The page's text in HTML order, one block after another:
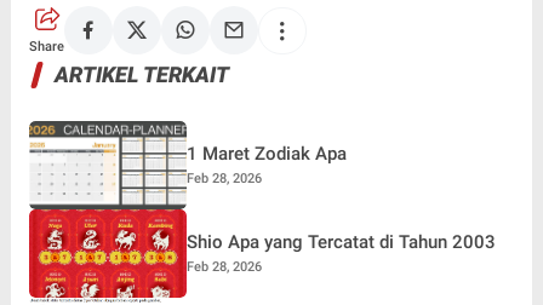
Share
ARTIKEL TERKAIT
1 Maret Zodiak Apa
Feb 28, 2026
Shio Apa yang Tercatat di Tahun 2003
Feb 28, 2026